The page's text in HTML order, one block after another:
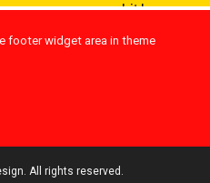
footer widget area in theme
All rights reserved.